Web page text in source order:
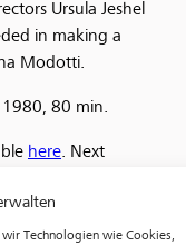
Technologien wie Cookies,
Ursula Jeshel
in making a
Modotti.
80 min.
here . Next